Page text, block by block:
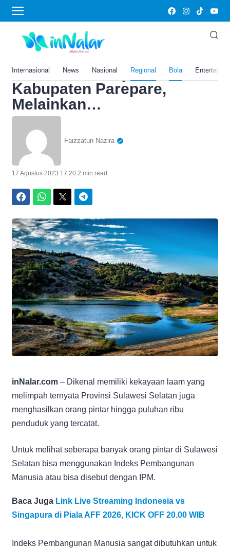
Internasional News Nasional Regional Bola
Home›Bola
Inilah 4 Daerah Penghasil
Orang Pintar di Sulawesi
Selatan Juaranya Bukan
Kabupaten Parepare,
Melainkan…
Faizzatun Nazira
17 Agustus 2023 17:20.2 min read
inNalar.com – Dikenal memiliki kekayaan laam yang
melimpah ternyata Provinsi Sulawesi Selatan juga
menghasilkan orang pintar hingga puluhan ribu
penduduk yang tercatat.
Untuk melihat seberapa banyak orang pintar di Sulawesi
Selatan bisa menggunakan Indeks Pembangunan
Manusia atau bisa disebut dengan IPM.
Baca Juga Link Live Streaming Indonesia vs
Singapura di Piala AFF 2026, KICK OFF 20.00 WIB
Indeks Pembangunan Manusia sangat dibutuhkan untuk